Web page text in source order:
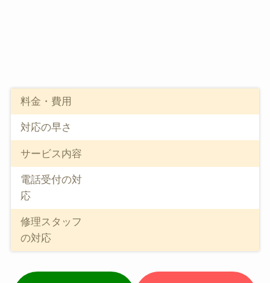
料金・費用
対応の早さ
サービス内容
電話受付の対
応
修理スタッフ
の対応